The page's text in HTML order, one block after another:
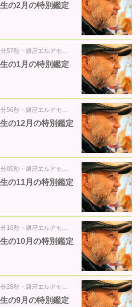
の2月の特別鑑定
57秒 ・ 銀座エルアモール通信
の1月の特別鑑定
56秒 ・ 銀座エルアモール通信
の12月の特別鑑定
05秒 ・ 銀座エルアモール通信
の11月の特別鑑定
16秒 ・ 銀座エルアモール通信
の10月の特別鑑定
28秒 ・ 銀座エルアモール通信
の9月の特別鑑定